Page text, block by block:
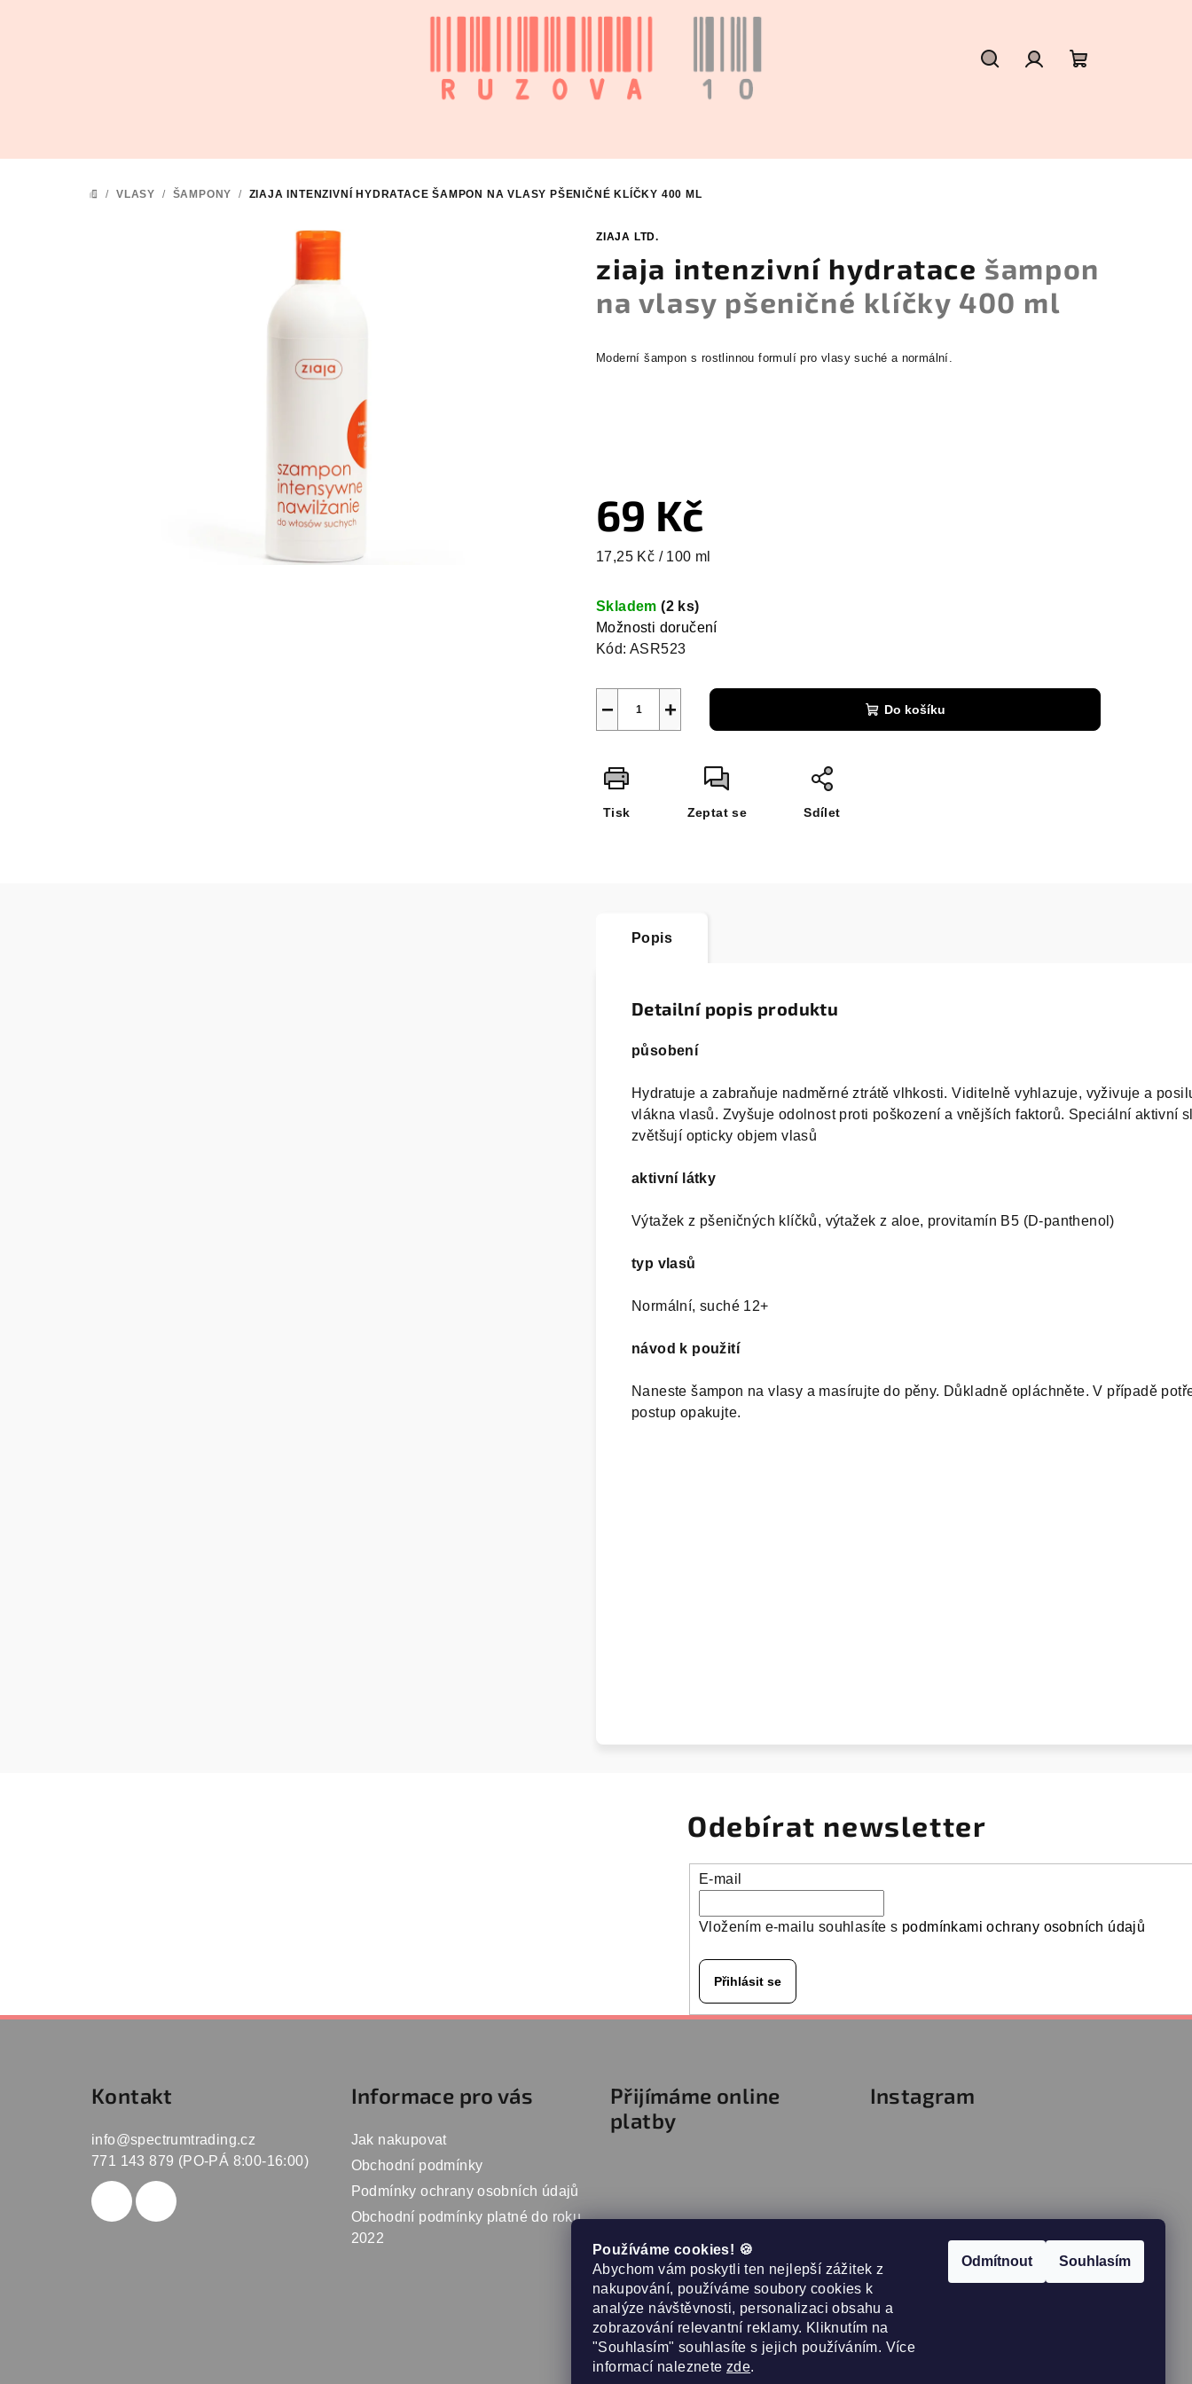
Používáme cookies! 🍪
Abychom vám poskytli ten nejlepší zážitek z
nakupování, používáme soubory cookies k
analýze návštěvnosti, personalizaci obsahu a
zobrazování relevantní reklamy. Kliknutím na
"Souhlasím" souhlasíte s jejich používáním. Více
informací naleznete zde.
Odmítnout Souhlasím
DOMŮ
/ VLASY / ŠAMPONY / ZIAJA INTENZIVNÍ HYDRATACEŠAMPON NA VLASY PŠENIČNÉ KLÍČKY 400 ML
ZIAJA LTD.
ziaja intenzivní hydratace šampon
na vlasy pšeničné klíčky 400 ml
Moderní šampon s rostlinnou formulí pro vlasy suché a normální.
69 Kč
Měrná
17,25 Kč / 100 ml
Skladem(2 ks)
Možnosti doručení
Kód: ASR523
+
− Do košíku
Tisk Zeptat se Sdílet
Popis
Detailní popis produktu
působení
Hydratuje a zabraňuje nadměrné ztrátě vlhkosti. Viditelně vyhlazuje, vyživuje a
vlákna vlasů. Zvyšuje odolnost proti poškození a vnějších faktorů. Speciální aktivní
zvětšují opticky objem vlasů
aktivní látky
Výtažek z pšeničných klíčků, výtažek z aloe, provitamín B5 (D-panthenol)
typ vlasů
Normální, suché 12+
návod k použití
Naneste šampon na vlasy a masírujte do pěny. Důkladně opláchněte. V případě
postup opakujte.
Odebírat newsletter
E-mail
Vložením e-mailu souhlasíte s podmínkami ochrany osobních údajů
Přihlásit se
Kontakt
info@spectrumtrading.cz
771 143 879 (PO-PÁ 8:00-16:00)
Informace pro vás
Jak nakupovat
Obchodní podmínky
Podmínky ochrany osobních údajů
Obchodní podmínky platné do roku
2022
Přijímáme online
platby
Instagram